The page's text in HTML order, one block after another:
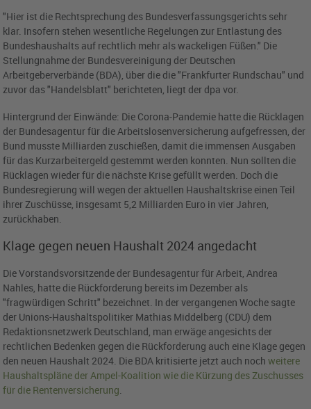
"Hier ist die Rechtsprechung des Bundesverfassungsgerichts sehr
klar. Insofern stehen wesentliche Regelungen zur Entlastung des
Bundeshaushalts auf rechtlich mehr als wackeligen Füßen." Die
Stellungnahme der Bundesvereinigung der Deutschen
Arbeitgeberverbände (BDA), über die die "Frankfurter Rundschau" und
zuvor das "Handelsblatt" berichteten, liegt der dpa vor.
Hintergrund der Einwände: Die Corona-Pandemie hatte die Rücklagen
der Bundesagentur für die Arbeitslosenversicherung aufgefressen, der
Bund musste Milliarden zuschießen, damit die immensen Ausgaben
für das Kurzarbeitergeld gestemmt werden konnten. Nun sollten die
Rücklagen wieder für die nächste Krise gefüllt werden. Doch die
Bundesregierung will wegen der aktuellen Haushaltskrise einen Teil
ihrer Zuschüsse, insgesamt 5,2 Milliarden Euro in vier Jahren,
zurückhaben.
Klage gegen neuen Haushalt 2024 angedacht
Die Vorstandsvorsitzende der Bundesagentur für Arbeit, Andrea
Nahles, hatte die Rückforderung bereits im Dezember als
"fragwürdigen Schritt" bezeichnet. In der vergangenen Woche sagte
der Unions-Haushaltspolitiker Mathias Middelberg (CDU) dem
Redaktionsnetzwerk Deutschland, man erwäge angesichts der
rechtlichen Bedenken gegen die Rückforderung auch eine Klage gegen
den neuen Haushalt 2024. Die BDA kritisierte jetzt auch nochweitere
Haushaltspläne der Ampel-Koalition wie die Kürzung des Zuschusses
für die Rentenversicherung